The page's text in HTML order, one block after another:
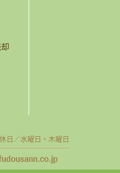
日／水曜日・木曜日